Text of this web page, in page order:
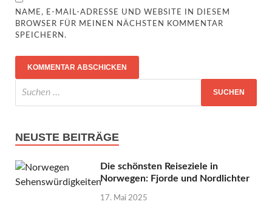
NAME, E-MAIL-ADRESSE UND WEBSITE IN DIESEM
BROWSER FÜR MEINEN NÄCHSTEN KOMMENTAR
SPEICHERN.
NEUSTE BEITRÄGE
Die schönsten Reiseziele in
Norwegen: Fjorde und Nordlichter
17. Mai 2025